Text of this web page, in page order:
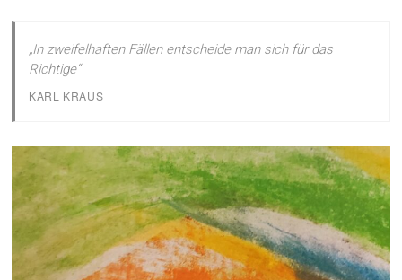
„In zweifelhaften Fällen entscheide man sich für das
Richtige“
KARL KRAUS